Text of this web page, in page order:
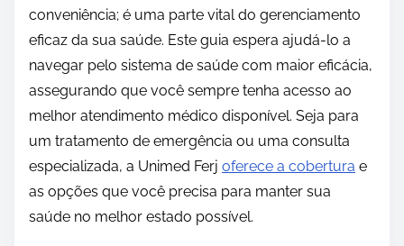
conveniência; é uma parte vital do gerenciamento
eficaz da sua saúde. Este guia espera ajudá-lo a
navegar pelo sistema de saúde com maior eficácia,
assegurando que você sempre tenha acesso ao
melhor atendimento médico disponível. Seja para
um tratamento de emergência ou uma consulta
especializada, a Unimed Ferj oferece a cobertura e
as opções que você precisa para manter sua
saúde no melhor estado possível.